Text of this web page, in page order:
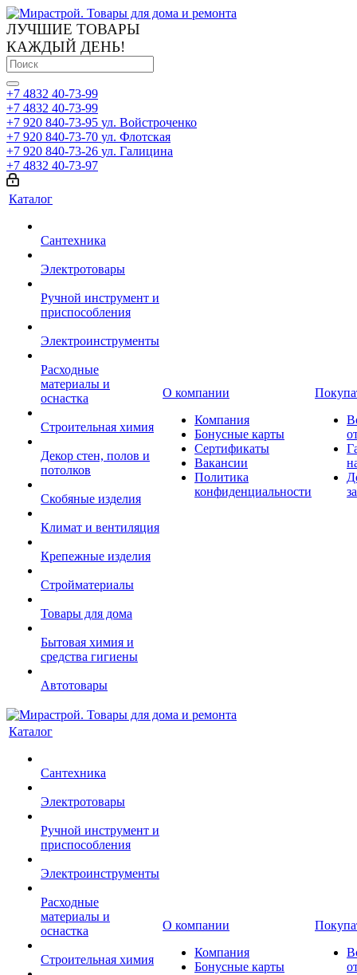
ЛУЧШИЕ ТОВАРЫ
КАЖДЫЙ ДЕНЬ!
+7 4832 40-73-99
+7 4832 40-73-99
+7 920 840-73-95 ул. Войстроченко
+7 920 840-73-70 ул. Флотская
+7 920 840-73-26 ул. Галицина
+7 4832 40-73-97
Каталог
Сантехника
Электротовары
Ручной инструмент и
приспособления
Электроинструменты
Расходные
материалы и
оснастка
Строительная химия
Декор стен, полов и
потолков
Скобяные изделия
Климат и вентиляция
Крепежные изделия
Стройматериалы
Товары для дома
Бытовая химия и
средства гигиены
Автотовары
О компании
Компания
Бонусные карты
Сертификаты
Вакансии
Политика
конфиденциальности
Каталог
Сантехника
Электротовары
Ручной инструмент и
приспособления
Электроинструменты
Расходные
материалы и
оснастка
Строительная химия
О компании
Компания
Бонусные карты